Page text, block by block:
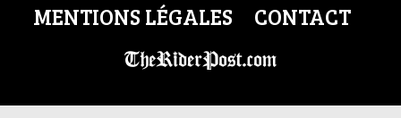
MENTIONS LÉGALES CONTACT